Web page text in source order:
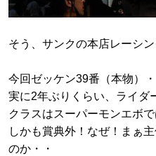
そう、サンクの本店レーシン
今回ゼッケン39番（本物）・
実に2年ぶりくらい、ライダ
クラスはスーパーモンエボ
しかも賞典外！なぜ！まぁ
のか・・